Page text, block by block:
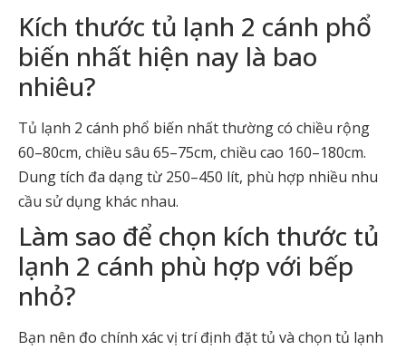
Kích thước tủ lạnh 2 cánh phổ
biến nhất hiện nay là bao
nhiêu?
Tủ lạnh 2 cánh phổ biến nhất thường có chiều rộng
60–80cm, chiều sâu 65–75cm, chiều cao 160–180cm.
Dung tích đa dạng từ 250–450 lít, phù hợp nhiều nhu
cầu sử dụng khác nhau.
Làm sao để chọn kích thước tủ
lạnh 2 cánh phù hợp với bếp
nhỏ?
Bạn nên đo chính xác vị trí định đặt tủ và chọn tủ lạnh